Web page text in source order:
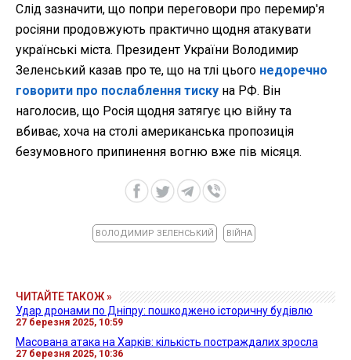
Слід зазначити, що попри переговори про перемир'я
росіяни продовжують практично щодня атакувати
українські міста. Президент України Володимир
Зеленський казав про те, що на тлі цього недоречно
говорити про послаблення тиску на РФ. Він
наголосив, що Росія щодня затягує цю війну та
вбиває, хоча на столі американська пропозиція
безумовного припинення вогню вже пів місяця.
ВОЛОДИМИР ЗЕЛЕНСЬКИЙ ВІЙНА
ЧИТАЙТЕ ТАКОЖ »
Удар дронами по Дніпру: пошкоджено історичну будівлю
27 березня 2025, 10:59
Масована атака на Харків: кількість постраждалих зросла
27 березня 2025, 10:36